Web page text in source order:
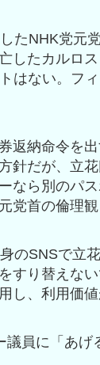
たNHK党元
したカルロ
はない。フ
返納命令を
針だが、立
なら別のパ
党首の倫理
のSNSで立
すり替えな
し、利用価
議員に「あげ